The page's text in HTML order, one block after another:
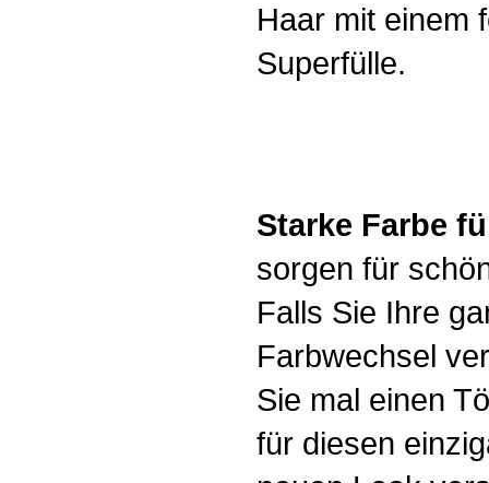
Haar mit einem
Superfülle.
Starke Farbe
sorgen für
Falls Sie Ihre
Farbwechsel
Sie mal einen
für diesen